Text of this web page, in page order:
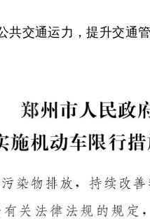
共交通运力，提升交通